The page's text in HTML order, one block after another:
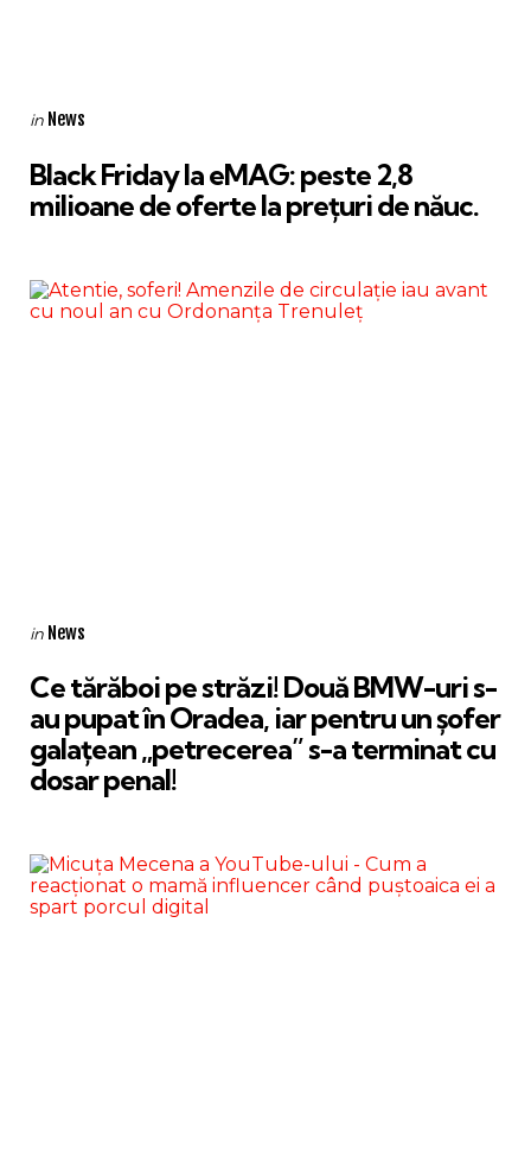
Categories
Posted
in News
Black Friday la eMAG: peste 2,8
milioane de oferte la preţuri de năuc.
Categories
Posted
in News
Ce tărăboi pe străzi! Două BMW-uri s-
au pupat în Oradea, iar pentru un şofer
galaţean „petrecerea” s-a terminat cu
dosar penal!